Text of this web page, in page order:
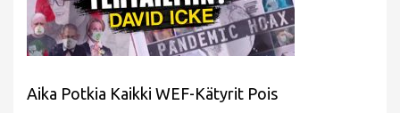
Aika Potkia Kaikki WEF-Kätyrit Pois